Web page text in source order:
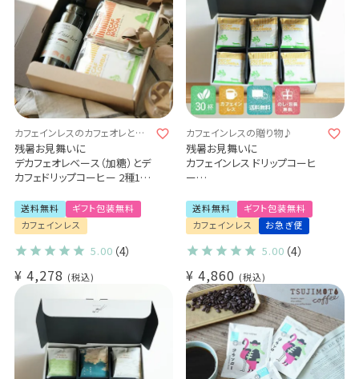
カフェインレスのカフェオレとコ
ーヒーで、香り豊かなじかんを贈
ろう。
残暑お見舞いに
デカフェオレベース（加糖）とデ
カフェドリップコーヒー 2種10
カフェインレス 送料無料
甘さあり デカフェのカフェオレ
の素
デカフェ・コロンビア 5杯 / デカ
かき氷シロップ (dl)
送料無料
ギフト包装無料
カフェインレス
5.00 （4）
¥ 4,278 税込
カフェインレスの贈り物♪
残暑お見舞いに
カフェインレス ドリップコーヒ
ー
30杯ギフトセット
プレゼント/ 出産祝い
送料無料
ギフト包装無料
カフェインレス
お急ぎ便
5.00 （4）
¥ 4,860 税込